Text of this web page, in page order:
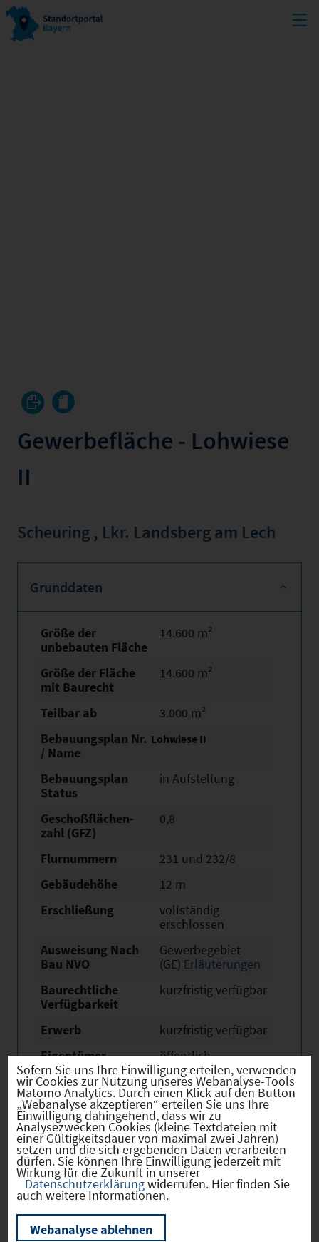
Gewerbefläche - Lohwiese
II
Scheuring , Lkr. Landsberg am Lech
Grunddaten
Größe der
unbebauten Fläche
14.600 m²
Größe der Fläche
mit Baurecht
14.600 m²
Teilbar ab
3.000 m²
Bebauungsplan Nr.
/ Name
Lohwiese II
Bebauungsplan
Status
in Aufstellung
Geschoßflächen­
zahl (GFZ)
0,8
Flurnummern
231 und 232/8
Gebäudehöhe
12 m
Erschließung
vollständig
erschlossen
Ausweisung Nach
Bau NVO
Gewerbegebiet
(GE) Erläuterungen
Baurechtliche
Verfügbarkeit
kurzfristig verfügbar
Erwerb
kurzfristig verfügbar
Eigentümer
öffentlich
Derzeitige Nutzung
keine Nutzung
Verkehr
Infrastruktur
Sofern Sie uns Ihre Einwilligung erteilen, verwenden
wir Cookies zur Nutzung unseres Webanalyse-Tools
Matomo Analytics. Durch einen Klick auf den Button
„Webanalyse akzeptieren“ erteilen Sie uns Ihre
Einwilligung dahingehend, dass wir zu
Analysezwecken Cookies (kleine Textdateien mit
einer Gültigkeitsdauer von maximal zwei Jahren)
setzen und die sich ergebenden Daten verarbeiten
dürfen. Sie können Ihre Einwilligung jederzeit mit
Wirkung für die Zukunft in unserer
Datenschutzerklärungwiderrufen. Hier finden Sie
auch weitere Informationen.
Webanalyse ablehnen